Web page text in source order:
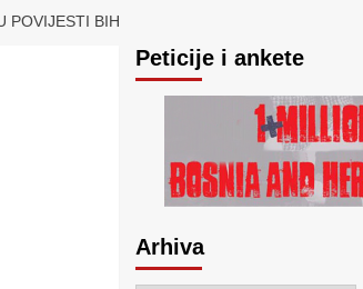
POVIJESTI BIH
Peticije i ankete
Arhiva